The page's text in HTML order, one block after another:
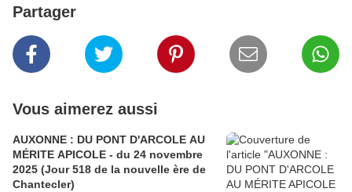
Partager
Vous aimerez aussi
AUXONNE : DU PONT D'ARCOLE AU
MÉRITE APICOLE - du 24 novembre
2025 (Jour 518 de la nouvelle ère de
Chantecler)